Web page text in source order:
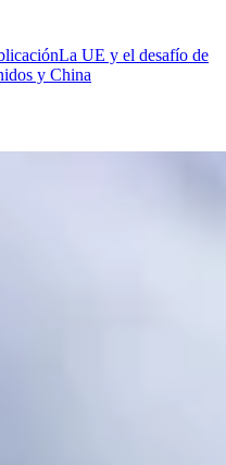
La UE y el desafío de
y China